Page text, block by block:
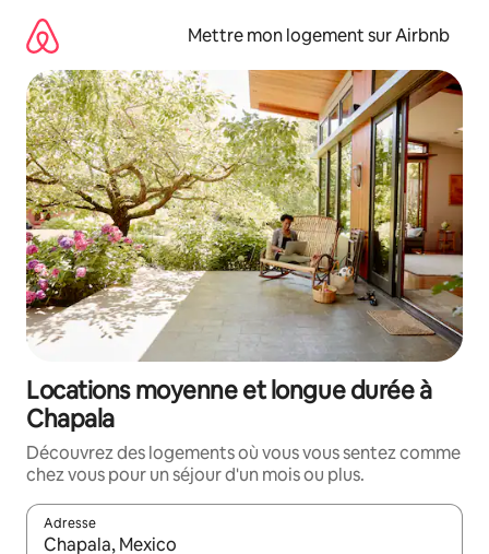
directement
contenu
Mettre mon logement sur Airbnb
Locations moyenne et longue durée à
Chapala
Découvrez des logements où vous vous sentez comme
chez vous pour un séjour d'un mois ou plus.
Adresse
Lorsque les résultats s'affichent, utilisez les flèches vers le